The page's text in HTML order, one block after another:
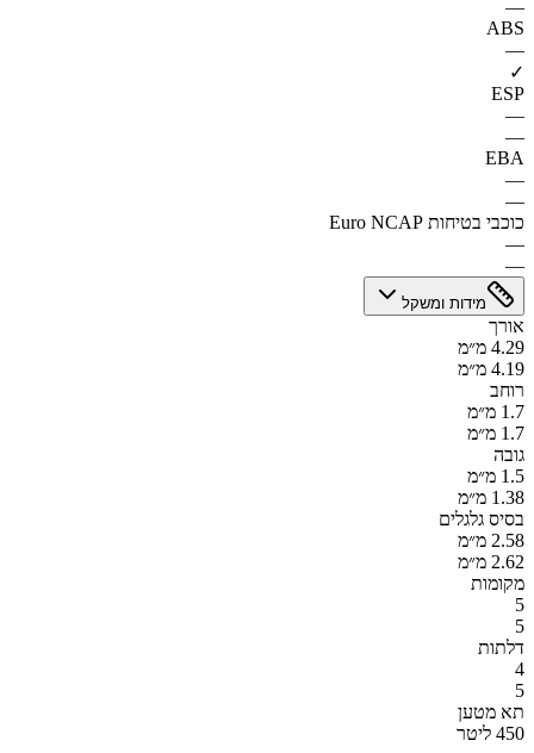
—
ABS
—
✓
ESP
—
—
EBA
—
—
כוכבי בטיחות Euro NCAP
—
—
מידות ומשקל
אורך
4.29 מ״מ
4.19 מ״מ
רוחב
1.7 מ״מ
1.7 מ״מ
גובה
1.5 מ״מ
1.38 מ״מ
בסיס גלגלים
2.58 מ״מ
2.62 מ״מ
מקומות
5
5
דלתות
4
5
תא מטען
450 ליטר